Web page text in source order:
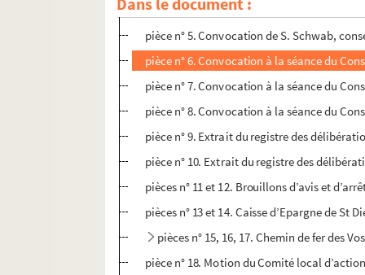
pièce n°4. Garde nationale de S
pièce n° 5. Convocation de S. Schwab,
pièce n° 6. Convocation à la séance du
pièce n° 7. Convocation à la séance du
pièce n° 8. Convocation à la séance du
pièce n° 9. Extrait du registre des
pièce n° 10. Extrait du registre des
pièces n° 11 et 12. Brouillons d’avis et
pièces n° 13 et 14. Caisse d’Epargne de
pièces n° 15, 16, 17. Chemin de fer des
pièce n° 18. Motion du Comité local